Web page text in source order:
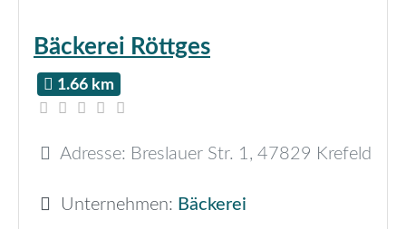
Bäckerei Röttges
1.66 km
Adresse: Breslauer Str. 1, 47829 Krefeld
Unternehmen: Bäckerei